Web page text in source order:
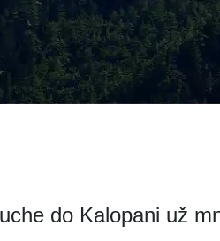
do Kalopani už